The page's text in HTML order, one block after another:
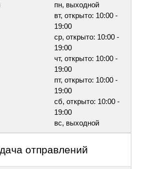
пн, выходной
вт, открыто: 10:00 -
19:00
ср, открыто: 10:00 -
19:00
чт, открыто: 10:00 -
19:00
пт, открыто: 10:00 -
19:00
сб, открыто: 10:00 -
19:00
вс, выходной
отправлений